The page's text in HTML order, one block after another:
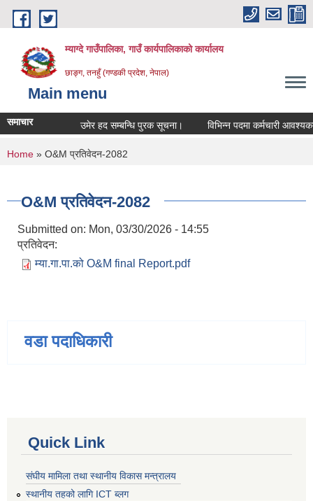
Skip to main content
म्याग्दे गाउँपालिका, गाउँ कार्यपालिकाको कार्यालय
छाङ्ग, तनहुँ (गण्डकी प्रदेश, नेपाल)
Main menu
समाचार उमेर हद सम्बन्धि पुरक सूचना। विभिन्न पदमा कर्मचारी आवश्यकता
You are here
Home » O&M प्रतिवेदन-2082
O&M प्रतिवेदन-2082
Submitted on: Mon, 03/30/2026 - 14:55
प्रतिवेदन:
म्या.गा.पा.को O&M final Report.pdf
वडा पदाधिकारी
Quick Link
संघीय मामिला तथा स्थानीय विकास मन्त्रालय
स्थानीय तहको लागि ICT ब्लग